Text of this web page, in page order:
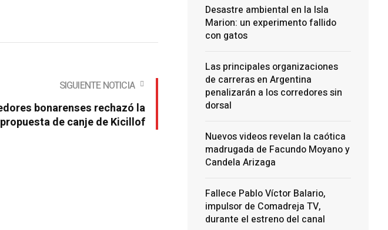
SIGUIENTE NOTICIA
bonarenses rechazó la
propuesta de canje de Kicillof
Desastre ambiental en la Isla
Marion: un experimento fallido
con gatos
Las principales organizaciones
de carreras en Argentina
penalizarán a los corredores sin
dorsal
Nuevos videos revelan la caótica
madrugada de Facundo Moyano y
Candela Arizaga
Fallece Pablo Víctor Balario,
impulsor de Comadreja TV,
durante el estreno del canal